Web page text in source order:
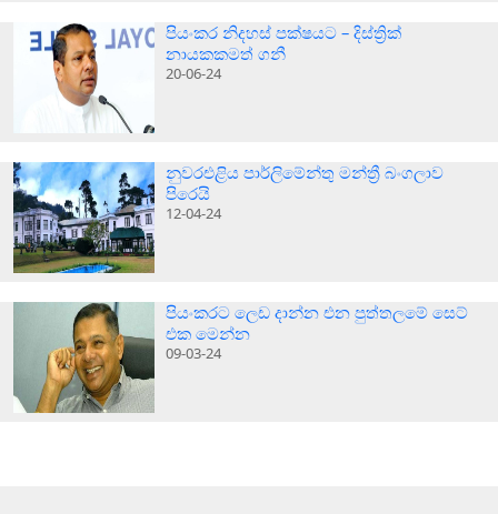
පියංකර නිදහස් පක්ෂයට – දිස්ත්‍රික්
නායකකමත් ගනී
20-06-24
නුවරඑළිය පාර්ලිමේන්තු මන්ත්‍රී බංගලාව
පිරෙයි
12-04-24
පියංකරට ලෙඩ දාන්න එන පුත්තලමේ සෙට්
එක මෙන්න
09-03-24